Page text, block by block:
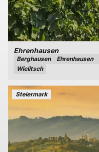
Ehrenhausen
Berghausen Ehrenhausen
Wielitsch
Steiermark